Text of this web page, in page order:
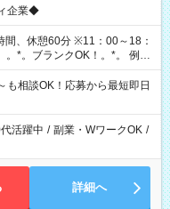
企業◆
、休憩60分 ※11：00～18：
ールセンター/受付/販売/カフェ
ント/化粧品販売/など 様々な
♪
も相談OK！応募から最短即日
活躍中 / 副業・WワークOK /
詳細へ